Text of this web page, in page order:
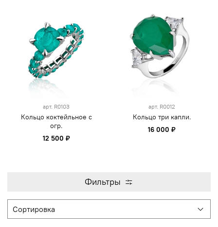
арт. R0103
Кольцо коктейльное с
огр.
12 500 ₽
арт. R0012
Кольцо три капли.
16 000 ₽
Фильтры